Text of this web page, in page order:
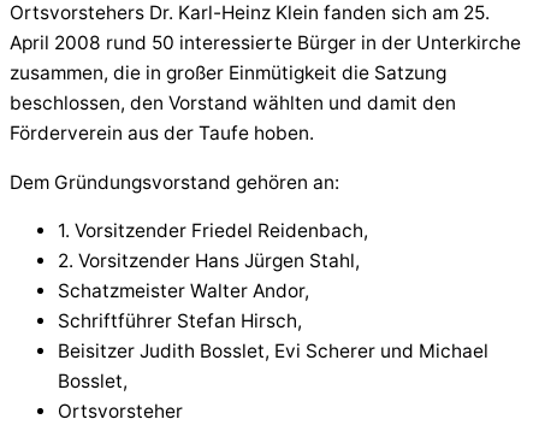
Ortsvorstehers Dr. Karl-Heinz Klein fanden sich am 25.
April 2008 rund 50 interessierte Bürger in der Unterkirche
zusammen, die in großer Einmütigkeit die Satzung
beschlossen, den Vorstand wählten und damit den
Förderverein aus der Taufe hoben.
Dem Gründungsvorstand gehören an:
1. Vorsitzender Friedel Reidenbach,
2. Vorsitzender Hans Jürgen Stahl,
Schatzmeister Walter Andor,
Schriftführer Stefan Hirsch,
Beisitzer Judith Bosslet, Evi Scherer und Michael
Bosslet,
Ortsvorsteher